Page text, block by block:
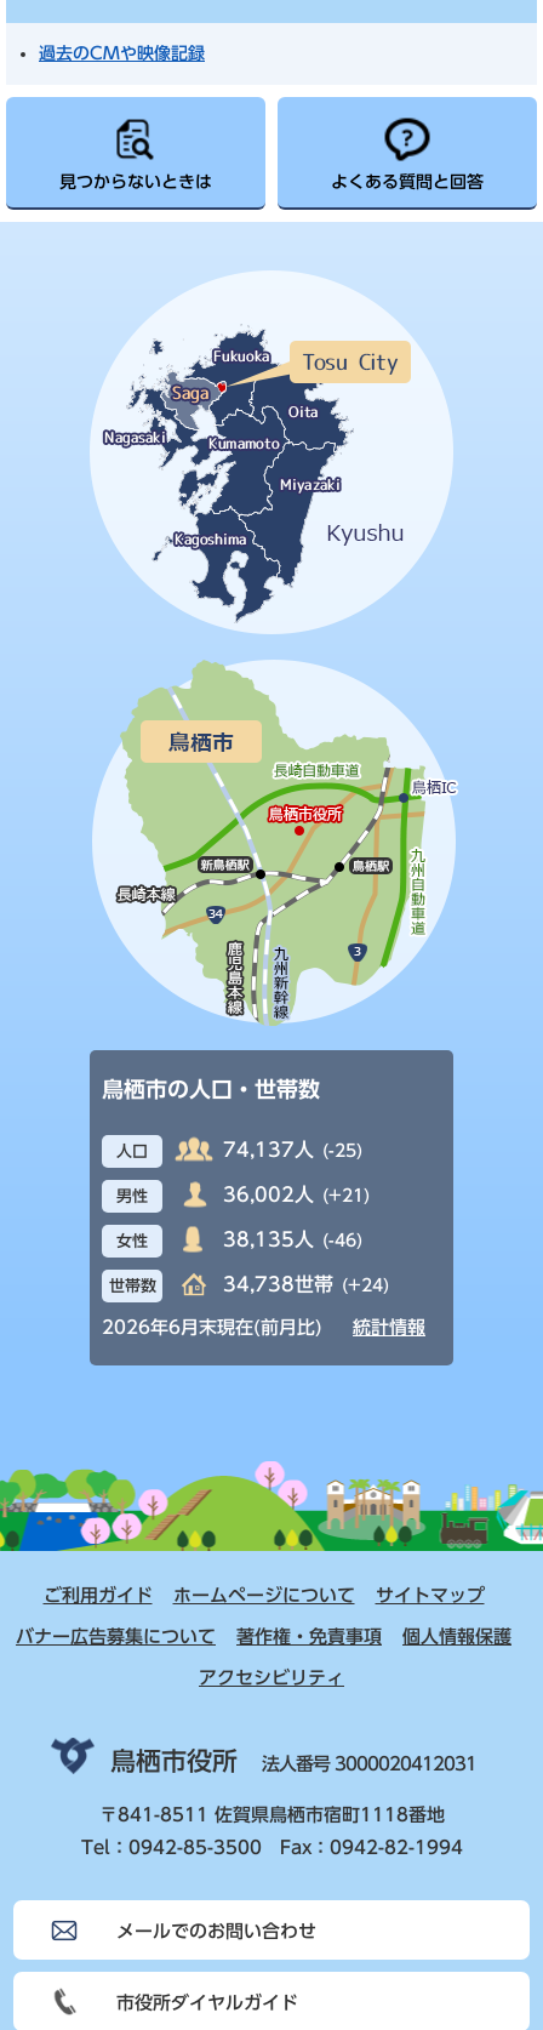
過去のCMや映像記録
見つからないときは よくある質問と回答
鳥栖市の人口・世帯数
人口 74,137人 (-25)
男性 36,002人 (+21)
女性 38,135人 (-46)
世帯数 34,738世帯 (+24)
2026年6月末現在(前月比) 統計情報
ご利用ガイド ホームページについて サイトマップ
バナー広告募集について 著作権・免責事項 個人情報保護
アクセシビリティ
鳥栖市役所 法人番号 3000020412031
〒841-8511 佐賀県鳥栖市宿町1118番地
Tel：0942-85-3500 Fax：0942-82-1994
メールでのお問い合わせ
市役所ダイヤルガイド